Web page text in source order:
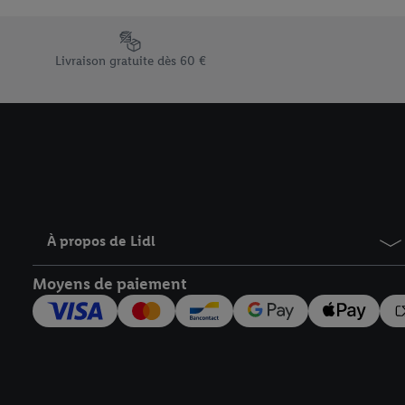
Élément du pied de page avec les différents arguments de
Livraison gratuite dès 60 €
À propos de Lidl
Moyens de paiement
informations sur la